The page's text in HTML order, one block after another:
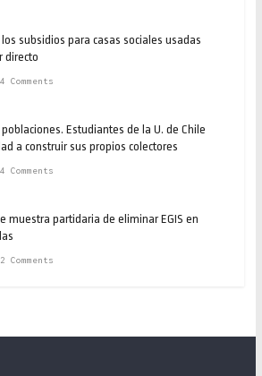
subsidios para casas sociales usadas
directo
Comments
Estudiantes de la U. de Chile
a construir sus propios colectores
Comments
muestra partidaria de eliminar EGIS en
Comments